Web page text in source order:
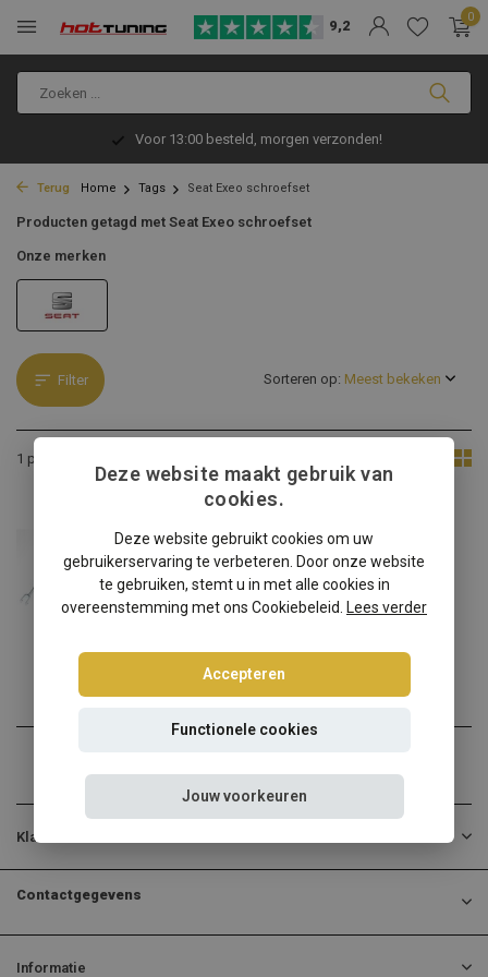
9,2
0
Voor 13:00 besteld, morgen verzonden!
Terug Home Tags Seat Exeo schroefset
Producten getagd met Seat Exeo schroefset
Onze merken
Filter
1 product
Sorteren op:
Seat Exeo 3R schroefset
Seat Exeo 3R verlagen? Ki...
€314,95
Klantenservice
Contactgegevens
Informatie
Deze website maakt gebruik van
cookies.
Deze website gebruikt cookies om uw
gebruikerservaring te verbeteren. Door onze website
te gebruiken, stemt u in met alle cookies in
overeenstemming met ons Cookiebeleid.
Lees verder
Accepteren
Functionele cookies
Jouw voorkeuren